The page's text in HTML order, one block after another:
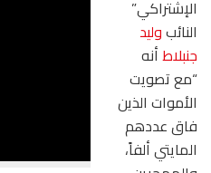
الإشتراكي”
النائبوليد
جنبلاطأنه
“مع تصويت
الأموات الذين
فاق عددهم
المايتي ألفاً،